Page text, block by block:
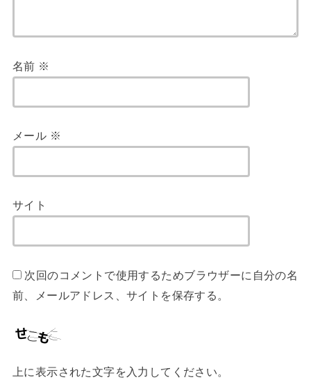
名前 ※
メール ※
サイト
次回のコメントで使用するためブラウザーに自分の名
前、メールアドレス、サイトを保存する。
上に表示された文字を入力してください。